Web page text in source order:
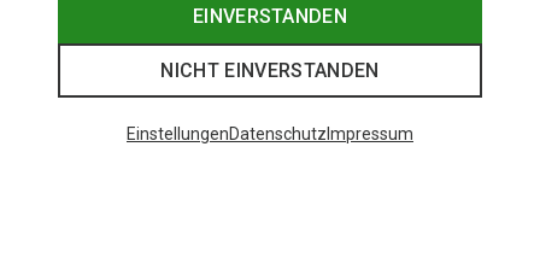
EINVERSTANDEN
NICHT EINVERSTANDEN
EinstellungenDatenschutz Impressum